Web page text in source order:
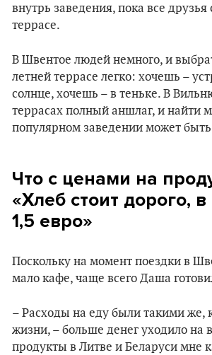
внутрь заведения, пока все друзья
террасе.
В Швентое людей немного, и
летней террасе легко: хочешь –
солнце, хочешь – в теньке. В
террасах полный аншлаг, и найти
популярном заведении может
Что с ценами на
«Хлеб стоит дорого,
1,5 евро»
Поскольку на момент поездки в
мало кафе, чаще всего Даша
– Расходы на еду были такими же,
жизни, – больше денег уходило на
продукты в Литве и Беларуси мне